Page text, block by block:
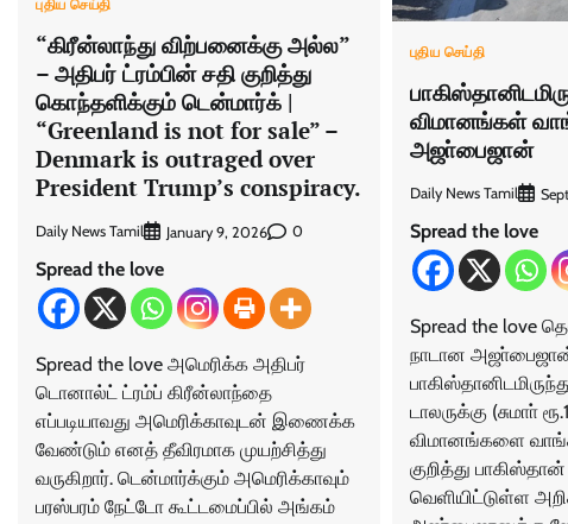
புதிய செய்தி
“கிரீன்லாந்து விற்பனைக்கு அல்ல”
– அதிபர் ட்ரம்பின் சதி குறித்து
கொந்தளிக்கும் டென்மார்க் |
“Greenland is not for sale” –
Denmark is outraged over
President Trump’s conspiracy.
Daily News Tamil January 9, 2026 0
Spread the love
Spread the love அமெரிக்க அதிபர்
டொனால்ட் ட்ரம்ப் கிரீன்லாந்தை
எப்படியாவது அமெரிக்காவுடன் இணைக்க
வேண்டும் எனத் தீவிரமாக முயற்சித்து
வருகிறார். டென்மார்க்கும் அமெரிக்காவும்
பரஸ்பரம் நேட்டோ கூட்டமைப்பில் அங்கம்
புதிய செய்தி
விமானங்கள்
அஜா்பைஜான்
Daily News Tamil
Spread the love
Spread the love
நாடான
டாலருக்கு (சுமாா்
விமானங்களை
குறித்து
வெளியிட்டுள்ள